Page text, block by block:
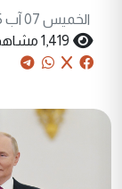
الخميس 07 آب 2025
1,419 مشاهدة